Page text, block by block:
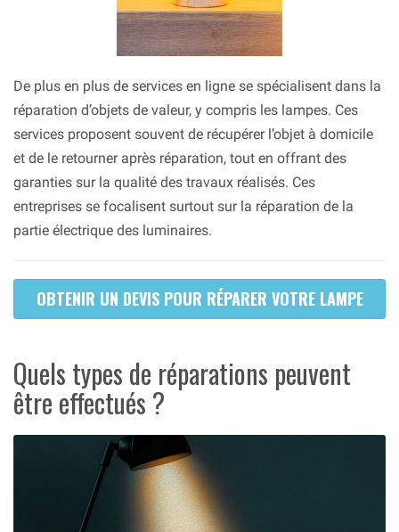
De plus en plus de services en ligne se spécialisent dans la
réparation d’objets de valeur, y compris les lampes. Ces
services proposent souvent de récupérer l’objet à domicile
et de le retourner après réparation, tout en offrant des
garanties sur la qualité des travaux réalisés. Ces
entreprises se focalisent surtout sur la réparation de la
partie électrique des luminaires.
OBTENIR UN DEVIS POUR RÉPARER VOTRE LAMPE
Quels types de réparations peuvent
être effectués ?